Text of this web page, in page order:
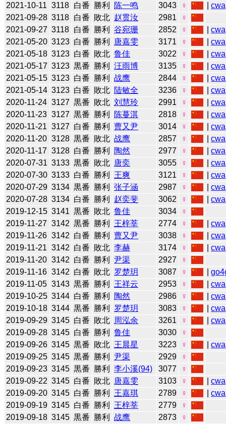
2021-10-11 3118 白番 勝利 陈一鸣 3043 ♀ |cwa
2021-09-28 3118 白番 敗北 赵贯汝 2981
♀
2021-09-27 3118 白番 勝利 谷宛珊 2852 ♀ |cwa
2021-05-20 3123 白番 勝利 唐嘉雯 3171 ♀ |cwa
2021-05-18 3123 白番 敗北 鲁佳 3022 ♀ |cwa
2021-05-17 3123 黒番 勝利 汪雨博 3135 ♀ |cwa
2021-05-15 3123 白番 勝利 战鹰 2844 ♀ |cwa
2021-05-14 3123 白番 敗北 陆敏全 3236 ♀ |cwa
2020-11-24 3127 黒番 敗北 刘慧玲 2991 ♀ |cwa
2020-11-23 3127 黒番 勝利 陈蔓淇 2818 ♀ |cwa
2020-11-21 3127 白番 勝利 曹又尹 3014 ♀ |cwa
2020-11-20 3128 黒番 敗北 战鹰 2857 ♀ |cwa
2020-11-17 3128 白番 勝利 陶然 2977 ♀ |cwa
2020-07-31 3133 黒番 敗北 唐奕 3055 ♀ |cwa
2020-07-30 3133 白番 勝利 王爽 3121 ♀ |cwa
2020-07-29 3134 黒番 勝利 张子涵 2987 ♀ |cwa
2020-07-28 3134 白番 勝利 赵奕斐 3062 ♀ |cwa
2019-12-15 3141 黒番 敗北 鲁佳 3034
♀
2019-11-27 3142 黒番 勝利 王梓莘 2774 ♀ |cwa
2019-11-26 3142 白番 勝利 曹又尹 3038 ♀ |cwa
2019-11-21 3142 白番 敗北 李赫 3174 ♀ |cwa
2019-11-20 3142 白番 勝利 尹渠 2927
♀
2019-11-16 3142 白番 敗北 罗楚玥 3087 ♀ |
2019-11-05 3143 黒番 勝利 王祥云 2953 ♀ |cwa
2019-10-25 3144 白番 勝利 陶然 2986 ♀ |cwa
2019-10-18 3144 黒番 勝利 罗楚玥 3083 ♀ |cwa
2019-09-29 3145 白番 敗北 周泓余 3261 ♀ |cwa
2019-09-28 3145 白番 勝利 鲁佳 3030
♀
2019-09-26 3145 黒番 敗北 王晨星 3223 ♀ |cwa
2019-09-25 3145 黒番 勝利 尹渠 2929
♀
2019-09-23 3145 黒番 勝利 李小溪(94) 3077
♀
2019-09-22 3145 白番 敗北 唐嘉雯 3103 ♀ |cwa
2019-09-20 3145 白番 勝利 王嘉琪 2789 ♀ |cwa
2019-09-19 3145 白番 勝利 王梓莘 2779
♀
2019-09-18 3145 黒番 勝利 战鹰 2873
♀